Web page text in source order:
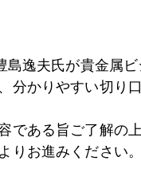
スポット２０００ド
８９００円、円１５
島逸夫氏が貴金属
分かりやすい切り
である旨ご了解の
りお進みください。